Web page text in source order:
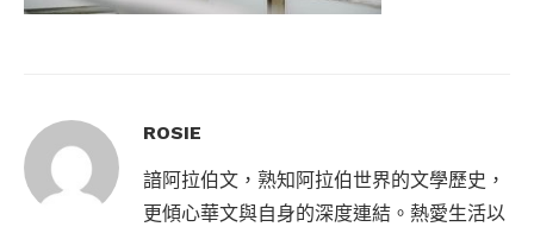
ROSIE
諳阿拉伯文，熟知阿拉伯世界的文學歷史，
更傾心華文與自身的深度連結。熱愛生活以